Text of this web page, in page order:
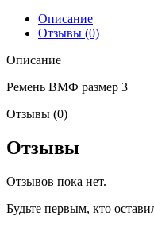
Описание
Отзывы (0)
Описание
Ремень ВМФ размер 3
Отзывы (0)
Отзывы
Отзывов пока нет.
Будьте первым, кто